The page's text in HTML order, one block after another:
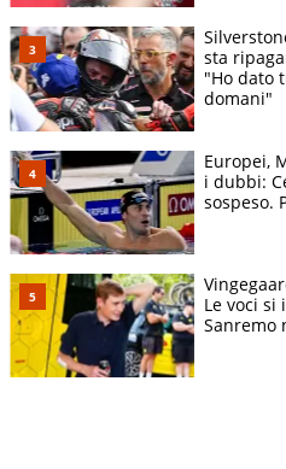
sta
"Ho dato
domani"
Europei,
i dubbi:
sospeso.
Le voci si
Sanremo